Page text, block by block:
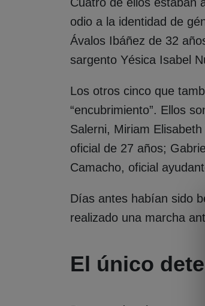
odio a la identidad de
Ávalos Ibáñez de 32
sargento Yésica Isabel
Los otros cinco que
“encubrimiento”. Ellos
Salerni, Miriam
oficial de 27 años;
Camacho, oficial
Días antes habían sido
realizado una marcha
El único